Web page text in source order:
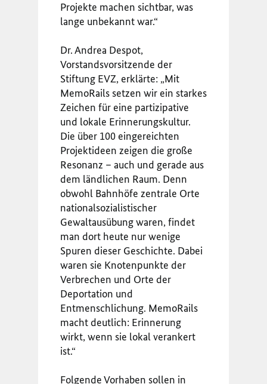
Projekte machen sichtbar, was
lange unbekannt war.“
Dr. Andrea Despot,
Vorstandsvorsitzende der
Stiftung EVZ, erklärte: „Mit
MemoRails setzen wir ein starkes
Zeichen für eine partizipative
und lokale Erinnerungskultur.
Die über 100 eingereichten
Projektideen zeigen die große
Resonanz – auch und gerade aus
dem ländlichen Raum. Denn
obwohl Bahnhöfe zentrale Orte
nationalsozialistischer
Gewaltausübung waren, findet
man dort heute nur wenige
Spuren dieser Geschichte. Dabei
waren sie Knotenpunkte der
Verbrechen und Orte der
Deportation und
Entmenschlichung. MemoRails
macht deutlich: Erinnerung
wirkt, wenn sie lokal verankert
ist.“
Folgende Vorhaben sollen in